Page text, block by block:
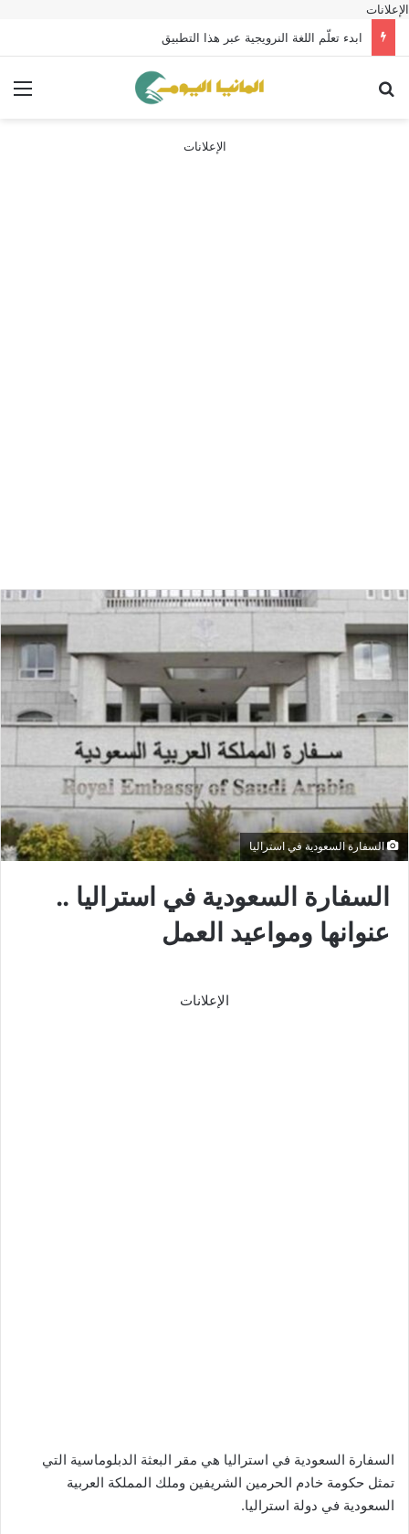
الإعلانات
ابدء تعلّم اللغة النرويجية عبر هذا التطبيق
الإعلانات
السفارة السعودية في استراليا
السفارة السعودية في استراليا ..
عنوانها ومواعيد العمل
الإعلانات
السفارة السعودية في استراليا هي مقر البعثة الدبلوماسية التي
تمثل حكومة خادم الحرمين الشريفين وملك المملكة العربية
السعودية في دولة استراليا.